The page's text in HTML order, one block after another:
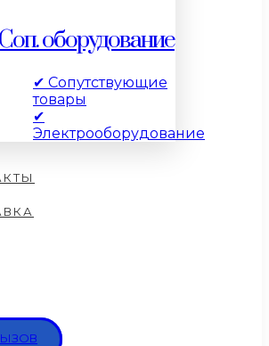
Соп. оборудование
✔ Сопутствующие
товары
✔
Электрооборудование